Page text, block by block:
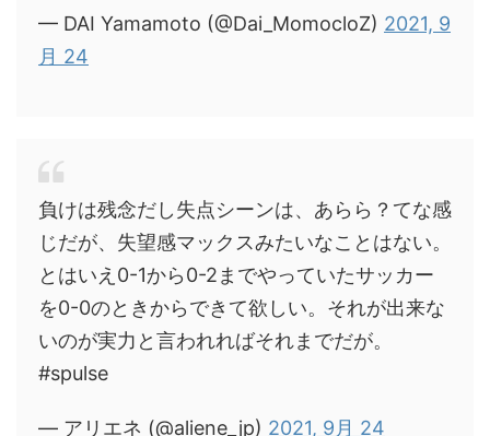
— DAI Yamamoto (@Dai_MomocloZ) 2021, 9
月 24
負けは残念だし失点シーンは、あらら？てな感
じだが、失望感マックスみたいなことはない。
とはいえ0-1から0-2までやっていたサッカー
を0-0のときからできて欲しい。それが出来な
いのが実力と言われればそれまでだが。
#spulse
— アリエネ (@aliene_jp) 2021, 9月 24